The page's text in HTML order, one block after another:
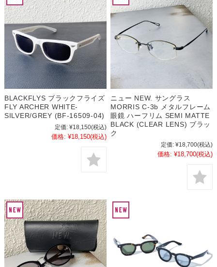
BLACKFLYS ブラックフライズ
FLY ARCHER WHITE-
SILVER/GREY (BF-16509-04)
定価: ¥18,150(税込)
価格: ¥18,150(税込)
ニュー NEW. サングラス
MORRIS C-3b メタルフレーム
眼鏡 ハーフリム SEMI MATTE
BLACK (CLEAR LENS) ブラッ
ク
定価: ¥18,700(税込)
価格: ¥18,700(税込)